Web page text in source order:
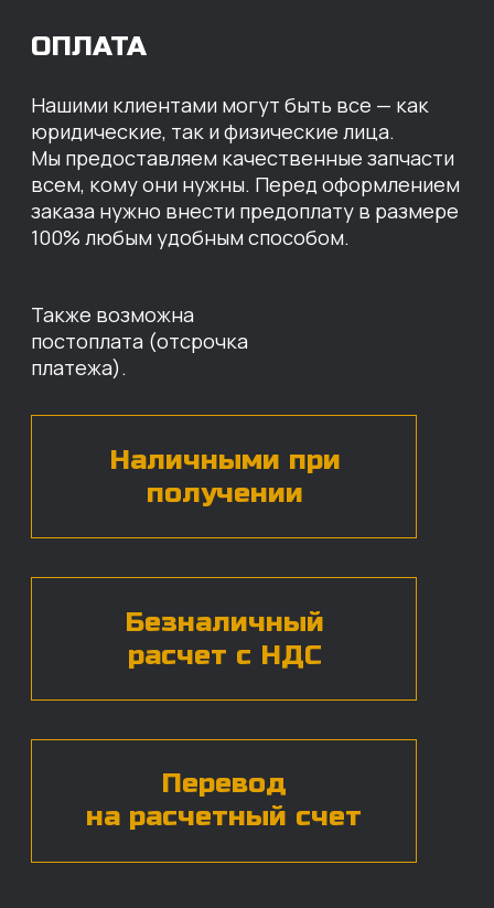
ПРЕДЛОЖИТЬ ВАМ
ИНДИВИДУАЛЬНЫЕ
УСЛОВИЯ НА СТОИМОСТЬ
НАШИХ ЗАПЧАСТЕЙ
Оставьте свои контактные данные,
наши специалисты свяжутся с вами,
назовут цены и проконсультируют
БЕСПЛАТНАЯ КОНСУЛЬТАЦИЯ
ЧАСТЫЕ ВОПРОСЫ